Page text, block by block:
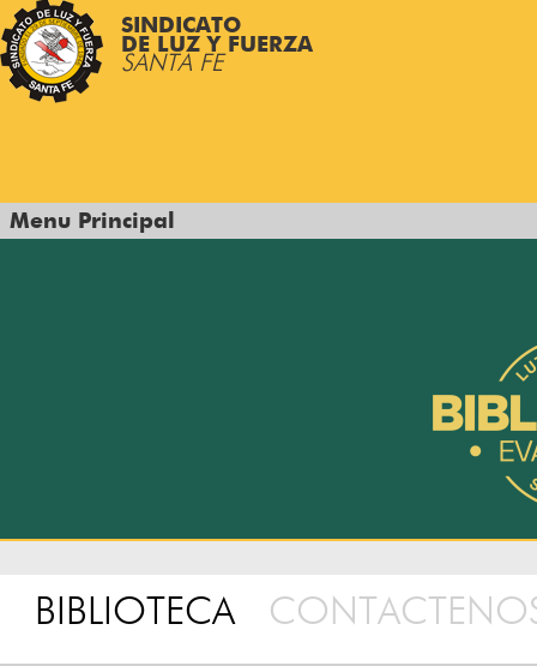
SINDICATO
DE LUZ Y FUERZA
SANTA FE
Menu Principal
BIBLIOTECA